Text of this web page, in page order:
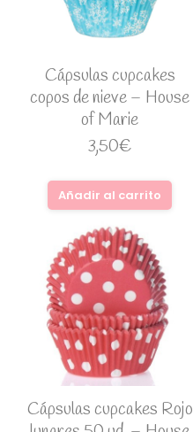
Cápsulas cupcakes
copos de nieve – House
of Marie
3,50€
Añadir al carrito
Cápsulas cupcakes Rojo